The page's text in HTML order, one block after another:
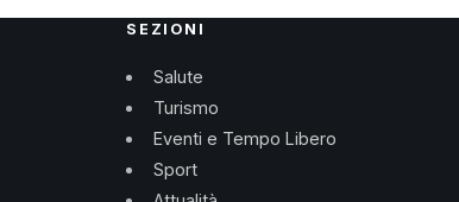
SEZIONI
Salute
Turismo
Eventi e Tempo Libero
Sport